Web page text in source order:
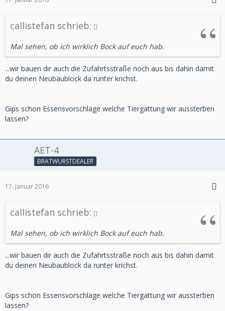
callistefan schrieb:
Mal sehen, ob ich wirklich Bock auf euch hab.
...wir bauen dir auch die Zufahrtsstraße noch aus bis dahin damit
du deinen Neubaublock da runter krichst.
Gips schon Essensvorschläge welche Tiergattung wir aussterben
lassen?
AET-4
BRATWURSTDEALER
17. Januar 2016
callistefan schrieb:
Mal sehen, ob ich wirklich Bock auf euch hab.
...wir bauen dir auch die Zufahrtsstraße noch aus bis dahin damit
du deinen Neubaublock da runter krichst.
Gips schon Essensvorschläge welche Tiergattung wir aussterben
lassen?